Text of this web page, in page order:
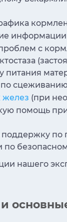
информации
с
питания
(при
помощь
поддержку по
по
нашего